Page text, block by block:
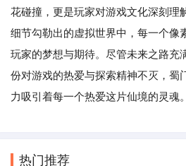
花碰撞，更是玩家对游戏文化深刻理
细节勾勒出的虚拟世界中，每一个像
玩家的梦想与期待。尽管未来之路充
份对游戏的热爱与探索精神不灭，蜀
力吸引着每一个热爱这片仙境的灵魂。
热门推荐